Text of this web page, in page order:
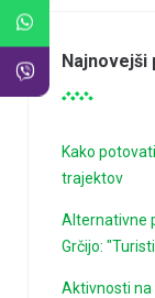
Najnovejši
Kako
trajektov
Alternativne
Grčijo:
Aktivnosti na